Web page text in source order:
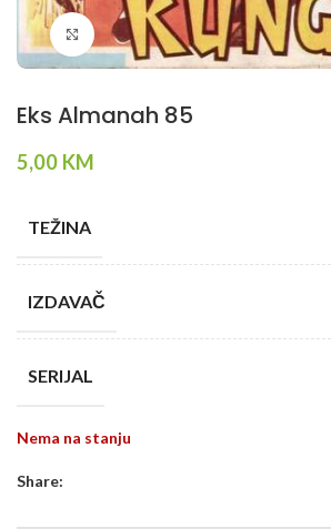
Klikni da povečaš
Eks Almanah 85
5,00 KM
TEŽINA
IZDAVAČ
SERIJAL
Nema na stanju
Share: